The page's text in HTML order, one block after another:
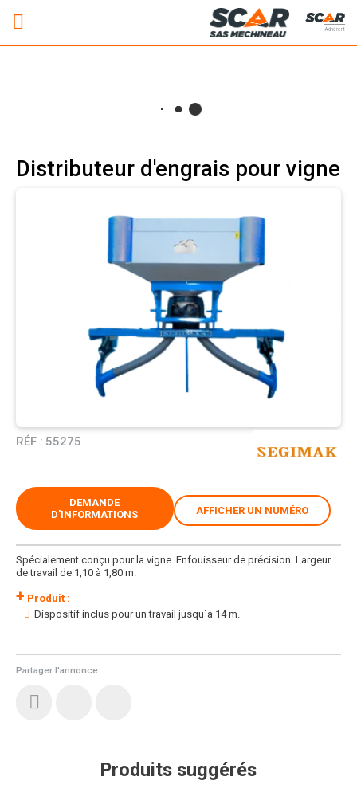
Adhérent
Distributeur d'engrais pour vigne
RÉF : 55275
+ Produit :
Dispositif inclus pour un travail jusqu´à 14 m.
Partager l'annonce
Spécialement conçu pour la vigne. Enfouisseur de précision. Largeur
de travail de 1,10 à 1,80 m.
DEMANDE
D'INFORMATIONS
AFFICHER UN NUMÉRO
Produits suggérés